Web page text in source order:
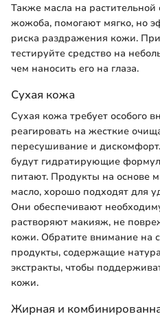
Также масла на растительной
жожоба, помогают мягко, но
риска раздражения кожи.
тестируйте средство на
чем наносить его на глаза.
Сухая кожа
Сухая кожа требует особого
реагировать на жесткие
пересушивание и
будут гидратирующие
питают. Продукты на основе
масло, хорошо подходят для
Они обеспечивают
растворяют макияж, не
кожи. Обратите внимание на
продукты, содержащие
экстракты, чтобы
кожи.
Жирная и